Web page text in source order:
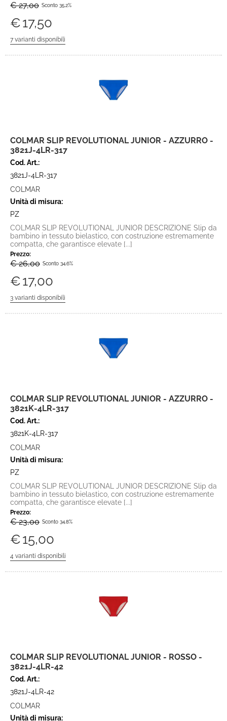
€ 27,00 Sconto 35.2%
€17,50
COLMAR SLIP REVOLUTIONAL JUNIOR - AZZURRO -
3821J-4LR-317
Cod. Art.:
3821J-4LR-317
COLMAR
Unità di misura:
PZ
COLMAR SLIP REVOLUTIONAL JUNIOR DESCRIZIONE Slip da
bambino in tessuto bielastico, con costruzione estremamente
compatta, che garantisce elevate [...]
Prezzo:
€ 26,00 Sconto 34.6%
€17,00
COLMAR SLIP REVOLUTIONAL JUNIOR - AZZURRO -
3821K-4LR-317
Cod. Art.:
3821K-4LR-317
COLMAR
Unità di misura:
PZ
COLMAR SLIP REVOLUTIONAL JUNIOR DESCRIZIONE Slip da
bambino in tessuto bielastico, con costruzione estremamente
compatta, che garantisce elevate [...]
Prezzo:
€ 23,00 Sconto 34.8%
€15,00
COLMAR SLIP REVOLUTIONAL JUNIOR - ROSSO -
3821J-4LR-42
Cod. Art.:
3821J-4LR-42
COLMAR
Unità di misura: